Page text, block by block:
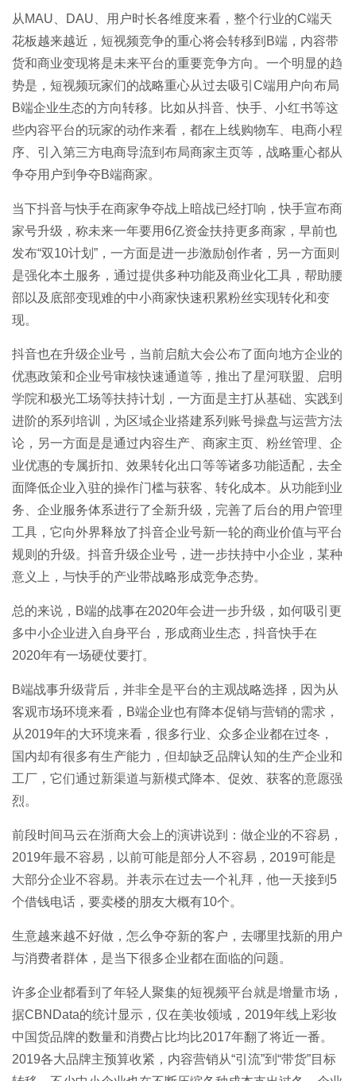
从MAU、DAU、用户时长各维度来看，整个行业的C端天
花板越来越近，短视频竞争的重心将会转移到B端，内容带
货和商业变现将是未来平台的重要竞争方向。一个明显的趋
势是，短视频玩家们的战略重心从过去吸引C端用户向布局
B端企业生态的方向转移。比如从抖音、快手、小红书等这
些内容平台的玩家的动作来看，都在上线购物车、电商小程
序、引入第三方电商导流到布局商家主页等，战略重心都从
争夺用户到争夺B端商家。
当下抖音与快手在商家争夺战上暗战已经打响，快手宣布商
家号升级，称未来一年要用6亿资金扶持更多商家，早前也
发布“双10计划”，一方面是进一步激励创作者，另一方面则
是强化本土服务，通过提供多种功能及商业化工具，帮助腰
部以及底部变现难的中小商家快速积累粉丝实现转化和变
现。
抖音也在升级企业号，当前启航大会公布了面向地方企业的
优惠政策和企业号审核快速通道等，推出了星河联盟、启明
学院和极光工场等扶持计划，一方面是主打从基础、实践到
进阶的系列培训，为区域企业搭建系列账号操盘与运营方法
论，另一方面是是通过内容生产、商家主页、粉丝管理、企
业优惠的专属折扣、效果转化出口等等诸多功能适配，去全
面降低企业入驻的操作门槛与获客、转化成本。从功能到业
务、企业服务体系进行了全新升级，完善了后台的用户管理
工具，它向外界释放了抖音企业号新一轮的商业价值与平台
规则的升级。抖音升级企业号，进一步扶持中小企业，某种
意义上，与快手的产业带战略形成竞争态势。
总的来说，B端的战事在2020年会进一步升级，如何吸引更
多中小企业进入自身平台，形成商业生态，抖音快手在
2020年有一场硬仗要打。
B端战事升级背后，并非全是平台的主观战略选择，因为从
客观市场环境来看，B端企业也有降本促销与营销的需求，
从2019年的大环境来看，很多行业、众多企业都在过冬，
国内却有很多有生产能力，但却缺乏品牌认知的生产企业和
工厂，它们通过新渠道与新模式降本、促效、获客的意愿强
烈。
前段时间马云在浙商大会上的演讲说到：做企业的不容易，
2019年最不容易，以前可能是部分人不容易，2019可能是
大部分企业不容易。并表示在过去一个礼拜，他一天接到5
个借钱电话，要卖楼的朋友大概有10个。
生意越来越不好做，怎么争夺新的客户，去哪里找新的用户
与消费者群体，是当下很多企业都在面临的问题。
许多企业都看到了年轻人聚集的短视频平台就是增量市场，
据CBNData的统计显示，仅在美妆领域，2019年线上彩妆
中国货品牌的数量和消费占比均比2017年翻了将近一番。
2019各大品牌主预算收紧，内容营销从“引流”到“带货”目标